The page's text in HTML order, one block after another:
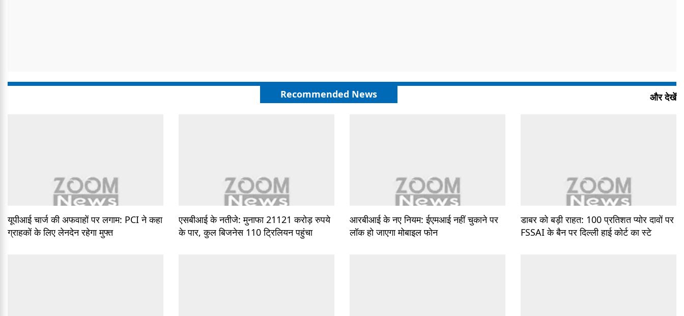
Recommended News और देखें
यूपीआई चार्ज की अफवाहों पर लगाम: PCI ने कहा
ग्राहकों के लिए लेनदेन रहेगा मुफ्त
एसबीआई के नतीजे: मुनाफा 21121 करोड़ रुपये
के पार, कुल बिजनेस 110 ट्रिलियन पहुंचा
आरबीआई के नए नियम: ईएमआई नहीं चुकाने पर
लॉक हो जाएगा मोबाइल फोन
डाबर को बड़ी राहत: 100 प्रतिशत प्योर दावों पर
FSSAI के बैन पर दिल्ली हाई कोर्ट का स्टे